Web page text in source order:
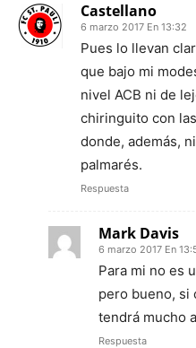
Castellano
6 marzo 2017 En 13:32
Pues lo llevan
que bajo mi
nivel ACB ni de
chiringuito con
donde, además,
palmarés.
Respuesta
Mark Davis
6 marzo 2017 En
Para mi no es
pero bueno, si
tendrá mucho
Respuesta